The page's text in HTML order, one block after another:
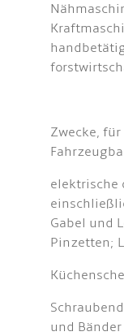
Zwecke,
elektrische
Gabel und
Pinzetten;
und